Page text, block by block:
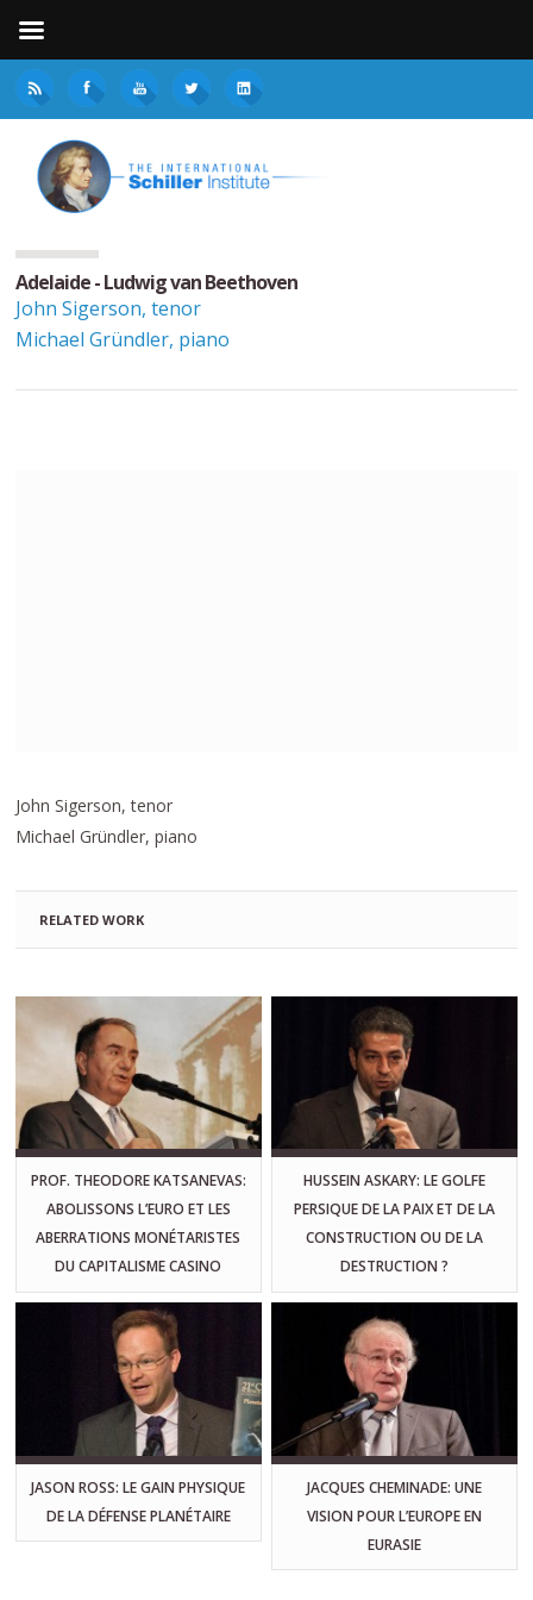
Adelaide - Ludwig van Beethoven
John Sigerson, tenor
Michael Gründler, piano
John Sigerson, tenor
Michael Gründler, piano
RELATED WORK
PROF. THEODORE KATSANEVAS:
ABOLISSONS L’EURO ET LES
ABERRATIONS MONÉTARISTES
DU CAPITALISME CASINO
HUSSEIN ASKARY: LE GOLFE
PERSIQUE DE LA PAIX ET DE LA
CONSTRUCTION OU DE LA
DESTRUCTION ?
JASON ROSS: LE GAIN PHYSIQUE
DE LA DÉFENSE PLANÉTAIRE
JACQUES CHEMINADE: UNE
VISION POUR L’EUROPE EN
EURASIE